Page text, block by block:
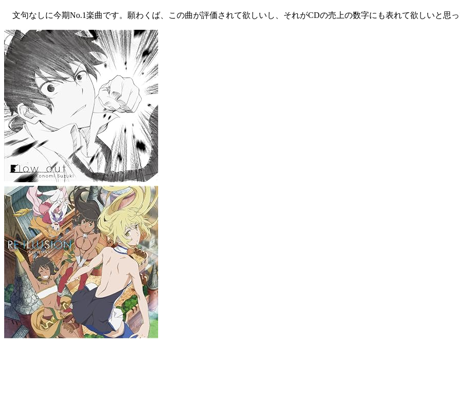
文句なしに今期No.1楽曲です。願わくば、この曲が評価されて欲しいし、それがCDの売上の数字にも表れて欲しいと思